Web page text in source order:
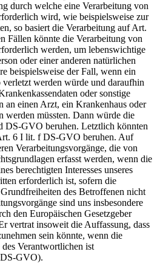
durch welche eine Verarbeitung von
wird, wie beispielsweise zur
so basiert die Verarbeitung auf Art.
Fällen könnte die Verarbeitung von
werden, um lebenswichtige
oder einer anderen natürlichen
beispielsweise der Fall, wenn ein
werden würde und daraufhin
oder sonstige
an einen Arzt, ein Krankenhaus oder
werden müssten. Dann würde die
DS-GVO beruhen. Letztlich könnten
6 I lit. f DS-GVO beruhen. Auf
Verarbeitungsvorgänge, die von
erfasst werden, wenn die
berechtigten Interesses unseres
erforderlich ist, sofern die
des Betroffenen nicht
sind uns insbesondere
den Europäischen Gesetzgeber
vertrat insoweit die Auffassung, dass
sein könnte, wenn die
Verantwortlichen ist
GVO).